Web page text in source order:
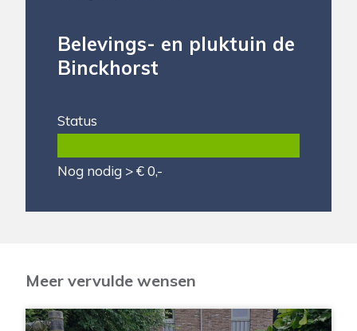
Belevings- en pluktuin de
Binckhorst
Status
Nog nodig > € 0,-
Meer vervulde wensen